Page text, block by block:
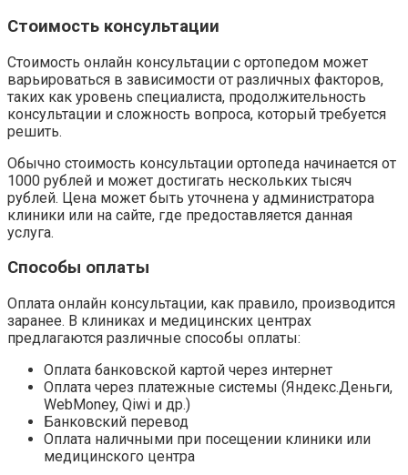
Стоимость консультации
Стоимость онлайн консультации с ортопедом может
варьироваться в зависимости от различных факторов,
таких как уровень специалиста, продолжительность
консультации и сложность вопроса, который требуется
решить.
Обычно стоимость консультации ортопеда начинается от
1000 рублей и может достигать нескольких тысяч
рублей. Цена может быть уточнена у администратора
клиники или на сайте, где предоставляется данная
услуга.
Способы оплаты
Оплата онлайн консультации, как правило, производится
заранее. В клиниках и медицинских центрах
предлагаются различные способы оплаты:
Оплата банковской картой через интернет
Оплата через платежные системы (Яндекс.Деньги,
WebMoney, Qiwi и др.)
Банковский перевод
Оплата наличными при посещении клиники или
медицинского центра